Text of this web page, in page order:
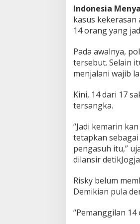
a
b
a
J
a
d
7
a
n
g
Indonesia
kasus
14 orang yang
Pada awalnya,
tersebut. Selain
menjalani wajib
Kini, 14 dari 17
tersangka.
“Jadi kemarin
tetapkan
pengasuh itu,”
dilansir
Risky belum
Demikian pula
“Pemanggilan